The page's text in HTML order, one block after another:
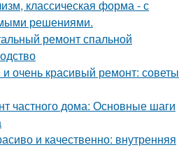
классическая форма - с
решениями.
ремонт спальной
очень красивый ремонт: советы
частного дома: Основные шаги
и качественно: внутренняя